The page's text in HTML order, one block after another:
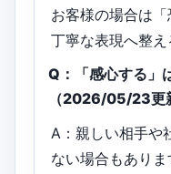
お客様の場合は
丁寧な表現へ整え
Q：「感心する」
（2026/05/23更
A：親しい相手や
ない場合もあり